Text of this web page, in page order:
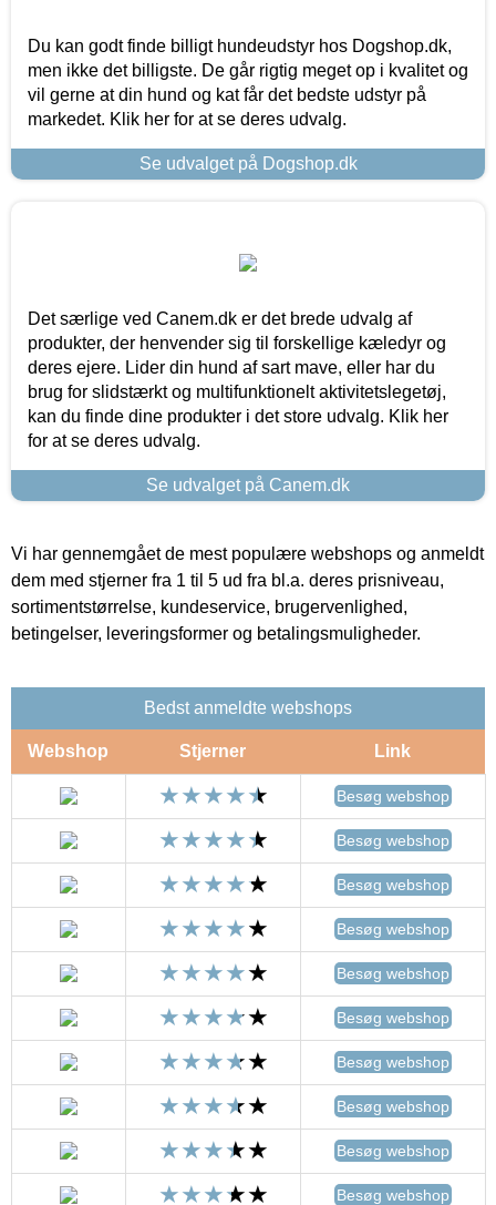
Du kan godt finde billigt hundeudstyr hos Dogshop.dk,
men ikke det billigste. De går rigtig meget op i kvalitet og
vil gerne at din hund og kat får det bedste udstyr på
markedet. Klik her for at se deres udvalg.
Se udvalget på Dogshop.dk
Det særlige ved Canem.dk er det brede udvalg af
produkter, der henvender sig til forskellige kæledyr og
deres ejere. Lider din hund af sart mave, eller har du
brug for slidstærkt og multifunktionelt aktivitetslegetøj,
kan du finde dine produkter i det store udvalg. Klik her
for at se deres udvalg.
Se udvalget på Canem.dk
Vi har gennemgået de mest populære webshops og anmeldt
dem med stjerner fra 1 til 5 ud fra bl.a. deres prisniveau,
sortimentstørrelse, kundeservice, brugervenlighed,
betingelser, leveringsformer og betalingsmuligheder.
Bedst anmeldte webshops
Webshop Stjerner Link
Besøg webshop
Besøg webshop
Besøg webshop
Besøg webshop
Besøg webshop
Besøg webshop
Besøg webshop
Besøg webshop
Besøg webshop
Besøg webshop